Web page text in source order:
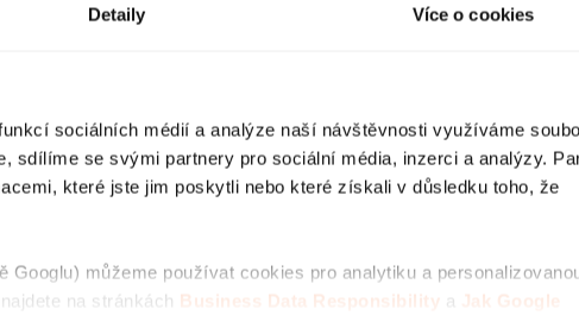
Detaily Více o cookies
sociálních médií a analýze naší návštěvnosti využíváme
sdílíme se svými partnery pro sociální média, inzerci a analýzy.
které jste jim poskytli nebo které získali v důsledku toho, že
můžeme používat cookies pro analytiku a
na stránkách Business Data Responsibility a Jak Google
umístěny
je posunuta
dveří ven,
FastInstall je
montážní systém pro
sprchového koutu,
často i jednou
EAN:
Barva skla:
Hloubka
Instalace: